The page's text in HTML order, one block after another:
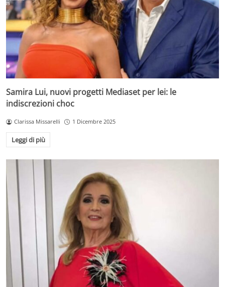
Samira Lui, nuovi progetti Mediaset per lei: le
indiscrezioni choc
Clarissa Missarelli 1 Dicembre 2025
Leggi di più